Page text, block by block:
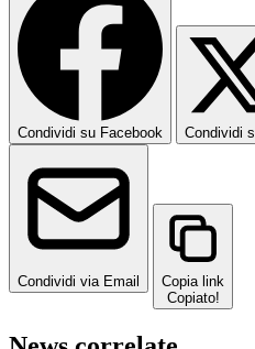
Condividi su Facebook Condividi
Condividi via Email
Copia link
Copiato!